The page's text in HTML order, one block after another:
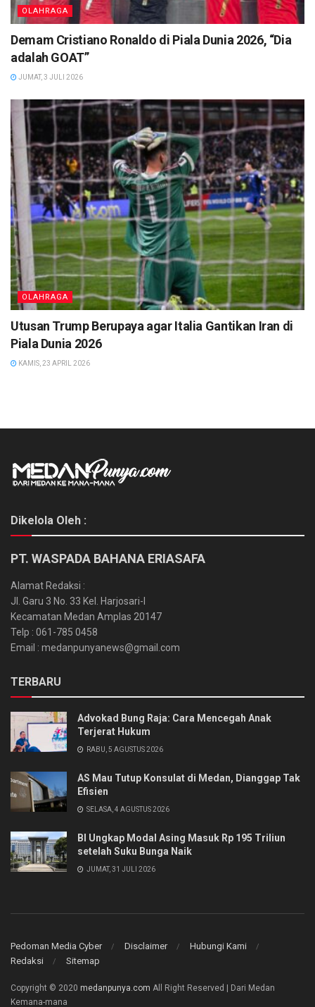
OLAHRAGA
Demam Cristiano Ronaldo di Piala Dunia 2026, “Dia
adalah GOAT”
JUMAT, 3 JULI 2026
OLAHRAGA
Utusan Trump Berupaya agar Italia Gantikan Iran di
Piala Dunia 2026
KAMIS, 23 APRIL 2026
Dikelola Oleh :
PT. WASPADA BAHANA ERIASAFA
Alamat Redaksi :
Jl. Garu 3 No. 33 Kel. Harjosari-I
Kecamatan Medan Amplas 20147
Telp : 061-785 0458
Email : medanpunyanews@gmail.com
TERBARU
Advokad Bung Raja: Cara Mencegah Anak
Terjerat Hukum
RABU, 5 AGUSTUS 2026
AS Mau Tutup Konsulat di Medan, Dianggap Tak
Efisien
SELASA, 4 AGUSTUS 2026
BI Ungkap Modal Asing Masuk Rp 195 Triliun
setelah Suku Bunga Naik
JUMAT, 31 JULI 2026
Pedoman Media Cyber Disclaimer
Hubungi Kami
Redaksi
Sitemap
Copyright © 2020 medanpunya.com All Right Reserved | Dari Medan
Kemana-mana